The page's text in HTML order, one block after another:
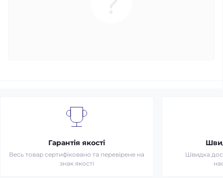
Гарантія якості
Весь товар сертифіковано та перевірене на
знак якості
Швидка